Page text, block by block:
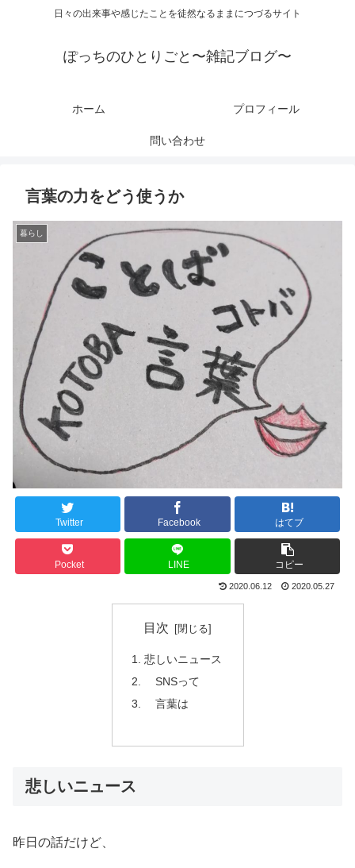
日々の出来事や感じたことを徒然なるままにつづるサイト
ぽっちのひとりごと〜雑記ブログ〜
ホーム プロフィール
問い合わせ
言葉の力をどう使うか
暮らし
Twitter Facebook はてブ
Pocket LINE コピー
2020.06.12 2020.05.27
目次
悲しいニュース
SNSって
言葉は
悲しいニュース
昨日の話だけど、